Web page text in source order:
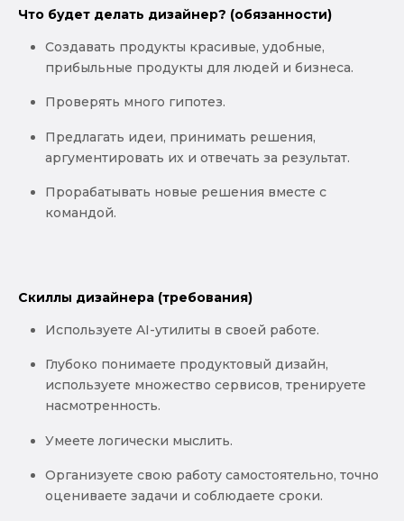
Что будет делать дизайнер? (обязанности)
Создавать продукты красивые, удобные,
прибыльные продукты для людей и бизнеса.
Проверять много гипотез.
Предлагать идеи, принимать решения,
аргументировать их и отвечать за результат.
Прорабатывать новые решения вместе с
командой.
Скиллы дизайнера (требования)
Используете AI-утилиты в своей работе.
Глубоко понимаете продуктовый дизайн,
используете множество сервисов, тренируете
насмотренность.
Умеете логически мыслить.
Организуете свою работу самостоятельно, точно
оцениваете задачи и соблюдаете сроки.